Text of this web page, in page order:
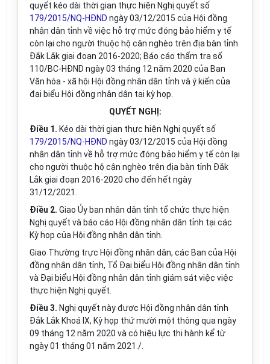
quyết kéo dài thời gian thực hiện Nghị quyết số
179/2015/NQ-HĐND ngày 03/12/2015 của Hội đồng
nhân dân tỉnh về việc hỗ trợ mức đóng bảo hiểm y tế
còn lại cho người thuộc hộ cân nghèo trên địa bàn tỉnh
Đắk Lắk giai đoạn 2016-2020; Báo cáo thẩm tra số
110/BC-HĐND ngày 03 tháng 12 năm 2020 của Ban
Văn hóa - xã hội Hội đồng nhân dân tỉnh và ý kiến của
đại biểu Hội đồng nhân dân tại kỳ họp.
QUYẾT NGHỊ:
Điều 1. Kéo dài thời gian thực hiện Nghị quyết số
179/2015/NQ-HĐND ngày 03/12/2015 của Hội đồng
nhân dân tỉnh về hỗ trợ mức đóng bảo hiểm y tế còn lại
cho người thuộc hộ cận nghèo trên địa bàn tỉnh Đắk
Lắk giai đoạn 2016-2020 cho đến hết ngày
31/12/2021.
Điều 2. Giao Ủy ban nhân dân tỉnh tổ chức thực hiện
Nghị quyết và báo cáo Hội đồng nhân dân tỉnh tại các
Kỳ họp của Hội đồng nhân dân tỉnh.
Giao Thường trực Hội đồng nhân dân, các Ban của Hội
đồng nhân dân tỉnh, Tổ Đại biểu Hội đồng nhân dân tỉnh
và Đại biểu Hội đồng nhân dân tỉnh giám sát việc việc
thực hiện Nghị quyết.
Điều 3. Nghị quyết này được Hội đồng nhân dân tỉnh
Đắk Lắk Khoá IX, Kỳ họp thứmười một thông qua ngày
09 tháng 12 năm 2020 và có hiệu lực thi hành kể từ
ngày 01 tháng 01 năm 2021./.